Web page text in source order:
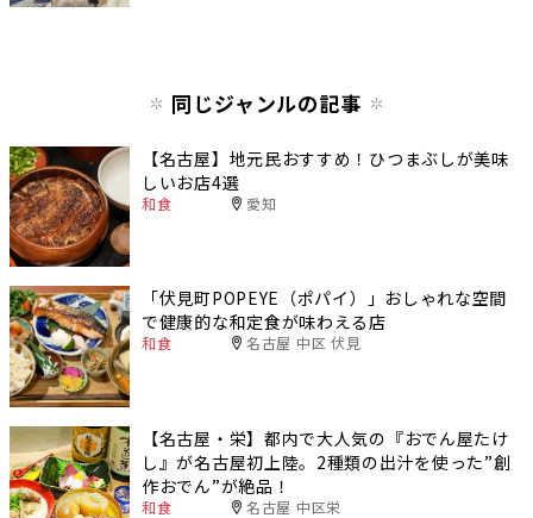
同じジャンルの記事
【名古屋】地元民おすすめ！ひつまぶしが美味
しいお店4選
和食 愛知
「伏見町POPEYE（ポパイ）」おしゃれな空間
で健康的な和定食が味わえる店
和食 名古屋 中区 伏見
【名古屋・栄】都内で大人気の『おでん屋たけ
し』が名古屋初上陸。2種類の出汁を使った”創
作おでん”が絶品！
和食 名古屋 中区栄